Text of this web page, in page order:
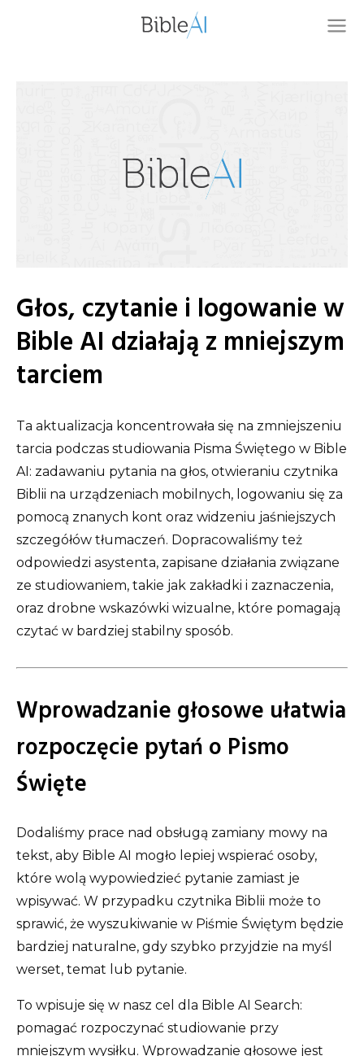
Głos, czytanie i logowanie w
Bible AI działają z mniejszym
tarciem
Ta aktualizacja koncentrowała się na zmniejszeniu
tarcia podczas studiowania Pisma Świętego w Bible
AI: zadawaniu pytania na głos, otwieraniu czytnika
Biblii na urządzeniach mobilnych, logowaniu się za
pomocą znanych kont oraz widzeniu jaśniejszych
szczegółów tłumaczeń. Dopracowaliśmy też
odpowiedzi asystenta, zapisane działania związane
ze studiowaniem, takie jak zakładki i zaznaczenia,
oraz drobne wskazówki wizualne, które pomagają
czytać w bardziej stabilny sposób.
Wprowadzanie głosowe ułatwia
rozpoczęcie pytań o Pismo
Święte
Dodaliśmy prace nad obsługą zamiany mowy na
tekst, aby Bible AI mogło lepiej wspierać osoby,
które wolą wypowiedzieć pytanie zamiast je
wpisywać. W przypadku czytnika Biblii może to
sprawić, że wyszukiwanie w Piśmie Świętym będzie
bardziej naturalne, gdy szybko przyjdzie na myśl
werset, temat lub pytanie.
To wpisuje się w nasz cel dla Bible AI Search:
pomagać rozpoczynać studiowanie przy
mniejszym wysiłku. Wprowadzanie głosowe jest